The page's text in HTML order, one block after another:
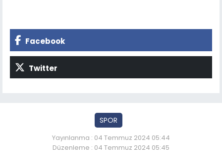
Facebook
Twitter
SPOR
Yayınlanma : 04 Temmuz 2024 05:44
Düzenleme : 04 Temmuz 2024 05:45